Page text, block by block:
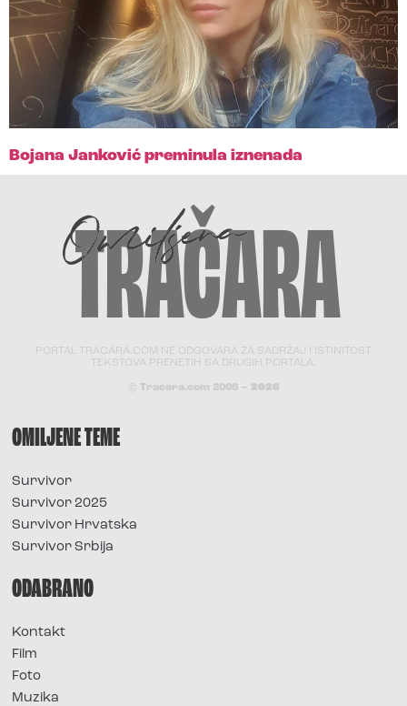
Bojana Janković preminula iznenada
PORTAL TRACARA.COM NE ODGOVARA ZA SADRŽAJ I ISTINITOST
TEKSTOVA PRENETIH SA DRUGIH PORTALA.
© Tracara.com 2008 – 2026
OMILJENE TEME
Survivor
Survivor 2025
Survivor Hrvatska
Survivor Srbija
ODABRANO
Kontakt
Film
Foto
Muzika